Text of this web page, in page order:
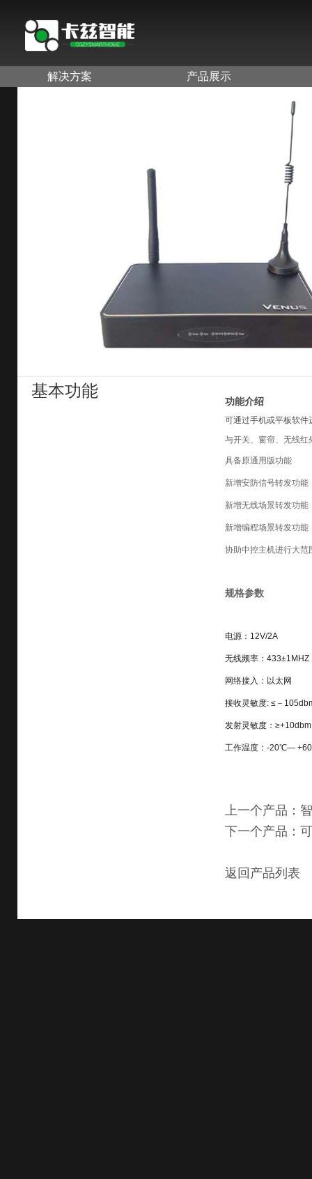
解决方案 产品展示
基本功能
功能介绍
可通过手机或平板软件
与开关、窗帘、无线
具备原通用版功能
新增安防信号转发功能
新增无线场景转发功能
新增编程场景转发功能
协助中控主机进行大范
规格参数
电源：12V/2A
无线频率：433±1MHZ
网络接入：以太网
接收灵敏度: ≤－
发射灵敏度：≥+10dbm
工作温度：-20℃—
上一个产品：
下一个产品：
返回产品列表